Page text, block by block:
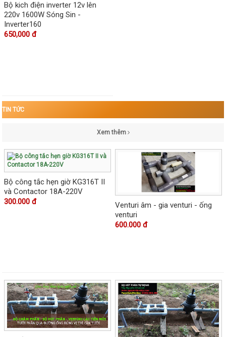
Bộ kich điện inverter 12v lên
220v 1600W Sóng Sin -
Inverter160
650,000 đ
TIN TỨC
Xem thêm
Bộ công tắc hẹn giờ KG316T II
và Contactor 18A-220V
300.000 đ
Venturi âm - gia venturi - ống
venturi
600.000 đ